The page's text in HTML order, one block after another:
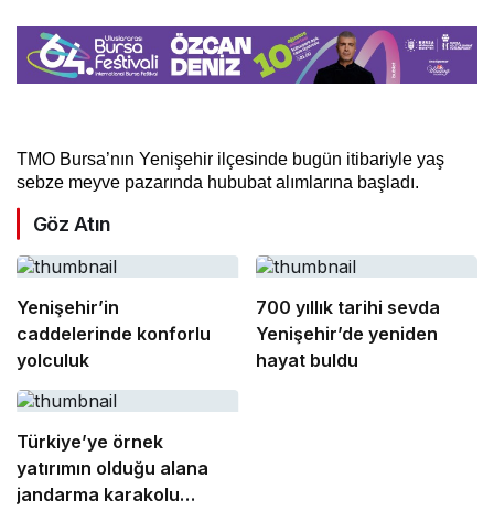
TMO Bursa’nın Yenişehir ilçesinde bugün itibariyle yaş
sebze meyve pazarında hububat alımlarına başladı.
Göz Atın
Yenişehir’in
caddelerinde konforlu
yolculuk
700 yıllık tarihi sevda
Yenişehir’de yeniden
hayat buldu
Türkiye’ye örnek
yatırımın olduğu alana
jandarma karakolu